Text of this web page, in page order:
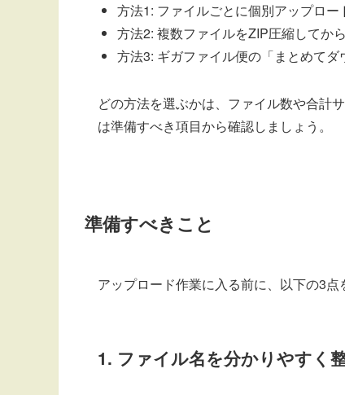
方法1: ファイルごとに個別アップロ
方法2: 複数ファイルをZIP圧縮してか
方法3: ギガファイル便の「まとめて
どの方法を選ぶかは、ファイル数や合計
は準備すべき項目から確認しましょう。
準備すべきこと
アップロード作業に入る前に、以下の3点
1. ファイル名を分かりやすく